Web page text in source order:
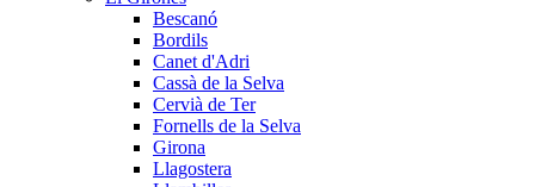
Bescanó
Bordils
Canet d'Adri
Cassà de la Selva
Cervià de Ter
Fornells de la Selva
Girona
Llagostera